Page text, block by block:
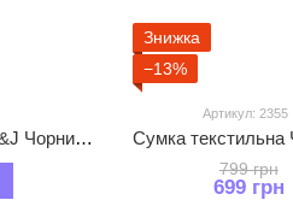
Сумка текстильна Чоловіча M&J Чорний 29х23х10 см (2348)
Знижка
−13%
Артикул: 2355
799 грн
699 грн